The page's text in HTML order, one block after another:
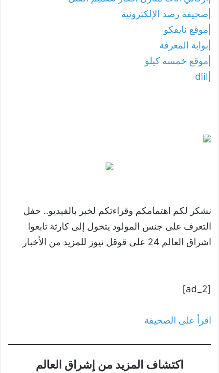
صحيفة رصد الإلكترونية
موقع نايفكو
بوابة المعرفة
موقع خمسه كيلو
dlil
نشكر لكم اهتمامكم وقراءتكم لخبر بالفيديو.. حفل
التعرف على جنس المولود يتحول إلى كارثة تابعوا
اشراق العالم 24 على قوقل نيوز للمزيد من الأخبار
[ad_2]
اقرأ على الصحيفة
اكتشاف المزيد من إشراق العالم